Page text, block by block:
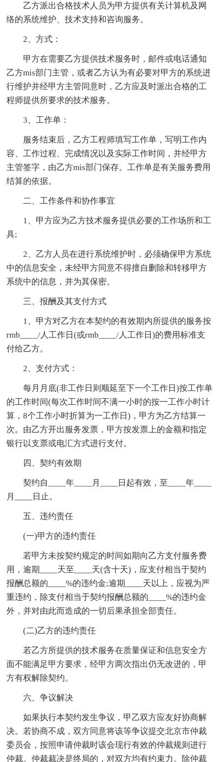
乙方派出合格技术人员为甲方提供有关计算机及网
络的系统维护、技术支持和咨询服务。
2、方式：
甲方在需要乙方提供技术服务时，邮件或电话通知
乙方mis部门主管，或者乙方认为有必要对甲方的系统进
行维护并经甲方主管同意时，乙方应及时派出合格的工
程师提供所要求的技术服务。
3、工作单：
服务结束后，乙方工程师填写工作单，写明工作内
容、工作过程、完成情况以及实际工作时间，并经甲方
主管签字，由乙方mis部门保存。工作单是有关服务费用
结算的依据。
二、工作条件和协作事宜
1、甲方应为乙方技术服务提供必要的工作场所和工
具;
2、乙方人员在进行系统维护时，必须确保甲方系统
中的信息安全，未经甲方同意不得擅自删除和转移甲方
系统中的信息，并为其保密。
三、报酬及其支付方式
1、甲方对乙方在本契约的有效期内所提供的服务按
rmb____/人工作日(或rmb____/人工作日)的费用标准支
付给乙方。
2、支付方式：
每月月底(非工作日则顺延至下一个工作日)按工作单
的工作时间(每次工作时间不满一小时的按一工作小时计
算，8个工作小时折算为一工作日)，甲方为乙方结算一
次。由乙方开出服务发票，甲方按发票上的金额和指定
银行以支票或电汇方式进行支付。
四、契约有效期
契约自____年____月____日起有效，至____年____
月____日止。
五、违约责任
(一)甲方的违约责任
若甲方未按契约规定的时间如期向乙方支付服务费
用，逾期____天至____天(含十天)，应支付相当于契约
报酬总额的____%的违约金;逾期____天以上，应视为严
重违约，除支付相当于契约报酬总额的____%的违约金
外，并对由此而造成的一切后果承担全部责任。
(二)乙方的违约责任
若乙方所提供的技术服务在质量保证和信息安全方
面不能满足甲方要求，经甲方两次指出仍无改进的，甲
方有权解除契约。
六、争议解决
如果执行本契约发生争议，甲乙双方应友好协商解
决。若协商不成，双方同意将该等争议提交北京市仲裁
委员会，按照申请仲裁时该会现行有效的仲裁规则进行
仲裁。仲裁裁决是终局的，对双方均有约束力。除仲裁